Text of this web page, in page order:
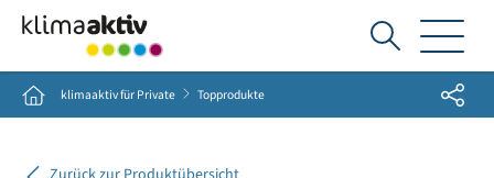
Ich
suche...
Home klimaaktiv für Private Topprodukte Share